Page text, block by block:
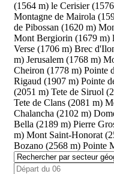
(1564 m) le Cerisier
Montagne de Mairola
de Pibossan (1620 m)
Mont Bergiorin (1679 m)
Verse (1706 m) Brec
m) Jerusalem (1768 m)
Cheiron (1778 m) Pointe
Rigaud (1907 m) Pointe
(2051 m) Tete de Siruol
Tete de Clans (2081 m)
Chalancha (2102 m)
Bella (2189 m) Pierre
m) Mont Saint-Honorat
Bozano (2568 m) Pointe